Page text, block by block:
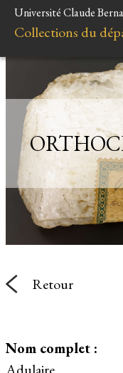
Université Claude
Collections du
Retour
Nom complet :